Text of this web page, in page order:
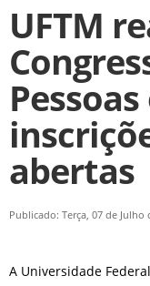
UFTM
abertas
Publicado: Terça, 07 de Julho
A Universidade